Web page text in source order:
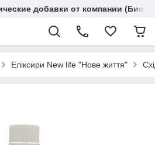
добавки от компании
Еліксири New life "Нове життя"